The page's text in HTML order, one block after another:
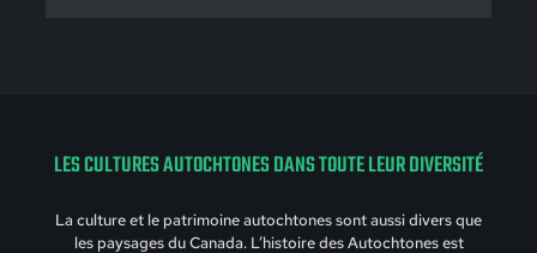
LES CULTURES AUTOCHTONES DANS TOUTE LEUR DIVERSITÉ
La culture et le patrimoine autochtones sont aussi divers que
les paysages du Canada. L’histoire des Autochtones est